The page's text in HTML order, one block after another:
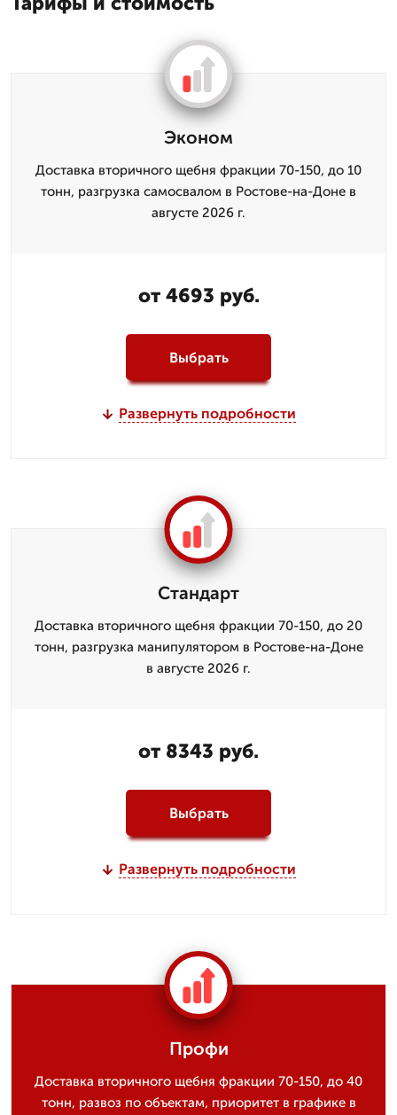
Эконом
Доставка вторичного щебня фракции 70-150, до 10
тонн, разгрузка самосвалом в Ростове-на-Доне в
августе 2026 г.
от 4693 руб.
Выбрать
Развернуть подробности
Стандарт
Доставка вторичного щебня фракции 70-150, до 20
тонн, разгрузка манипулятором в Ростове-на-Доне
в августе 2026 г.
от 8343 руб.
Выбрать
Развернуть подробности
Профи
Доставка вторичного щебня фракции 70-150, до 40
тонн, развоз по объектам, приоритет в графике в